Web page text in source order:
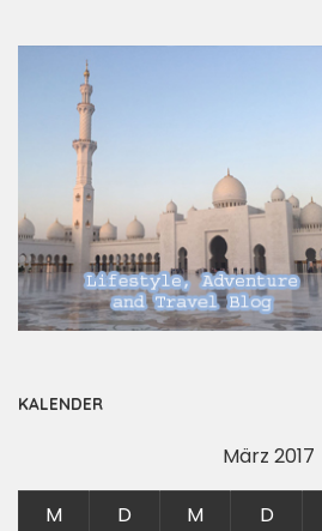
KALENDER
März 2017
M D M D